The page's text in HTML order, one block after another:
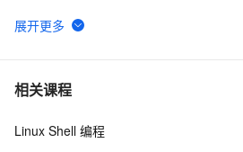
6 shell脚本之一
7 在 Go 语言中使用 exec 包执行 Shell
8 shell学习之条件判断test
相关课程
Linux Shell 编程